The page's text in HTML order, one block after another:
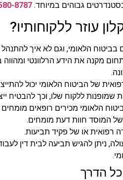
גבוהים במיוחד. 8787
עוזר ללקוחותיו?
בביטוח הלאומי, וגם לא איך
מקנה את הידע הרלוונטי ומהווה
של הביטוח הלאומי יכול
ללקוח שלו, וכך להבטיח
הלאומי מכירים רופאים
של המוסד חוות דעת מומחים.
רפואית או של פקיד תביעות.
ניתן להגיש תביעה לבית דין
כל הדרך